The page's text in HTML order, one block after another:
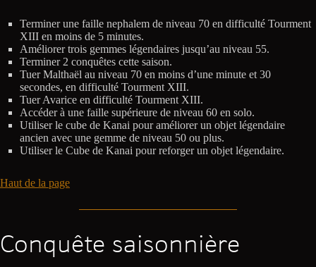
Terminer une faille nephalem de niveau 70 en difficulté Tourment
XIII en moins de 5 minutes.
Améliorer trois gemmes légendaires jusqu’au niveau 55.
Terminer 2 conquêtes cette saison.
Tuer Malthaël au niveau 70 en moins d’une minute et 30
secondes, en difficulté Tourment XIII.
Tuer Avarice en difficulté Tourment XIII.
Accéder à une faille supérieure de niveau 60 en solo.
Utiliser le cube de Kanai pour améliorer un objet légendaire
ancien avec une gemme de niveau 50 ou plus.
Utiliser le Cube de Kanai pour reforger un objet légendaire.
Haut de la page
Conquête saisonnière